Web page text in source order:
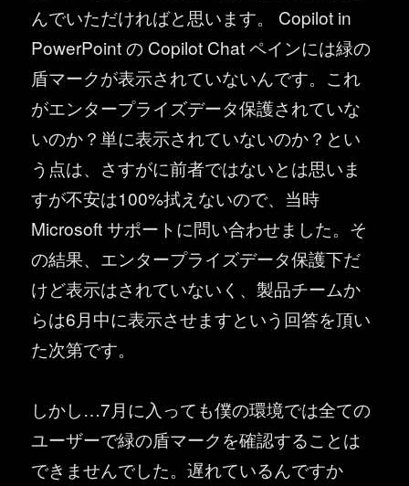
んでいただければと思います。 Copilot in
PowerPoint の Copilot Chat ペインには緑の
盾マークが表示されていないんです。これ
がエンタープライズデータ保護されていな
いのか？単に表示されていないのか？とい
う点は、さすがに前者ではないとは思いま
すが不安は100%拭えないので、当時
Microsoft サポートに問い合わせました。そ
の結果、エンタープライズデータ保護下だ
けど表示はされていないく、製品チームか
らは6月中に表示させますという回答を頂い
た次第です。
しかし…7月に入っても僕の環境では全ての
ユーザーで緑の盾マークを確認することは
できませんでした。遅れているんですか